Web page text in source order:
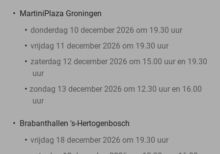
MartiniPlaza Groningen
donderdag 10 december 2026 om 19.30 uur
vrijdag 11 december 2026 om 19.30 uur
zaterdag 12 december 2026 om 15.00 uur en 19.30
uur
zondag 13 december 2026 om 12.30 uur en 16.00
uur
Brabanthallen 's-Hertogenbosch
vrijdag 18 december 2026 om 19.30 uur